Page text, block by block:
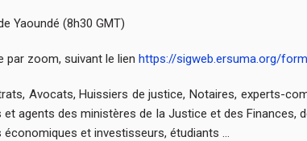
Yaoundé (8h30 GMT)
par zoom, suivant le lien https://sigweb.ersuma.org/
Avocats, Huissiers de justice, Notaires, experts-
agents des ministères de la Justice et des Finances,
et investisseurs, étudiants …